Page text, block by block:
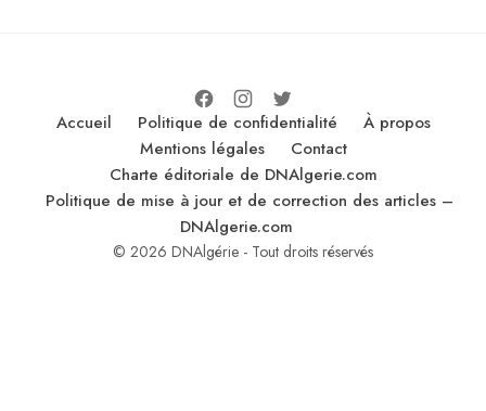
Accueil Politique de confidentialité
À propos
Mentions légales
Contact
Charte éditoriale de DNAlgerie.com
Politique de mise à jour et de correction des articles –
DNAlgerie.com
© 2026 DNAlgérie - Tout droits réservés